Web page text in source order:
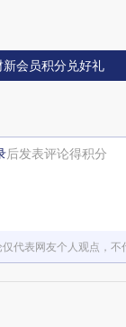
新会员积分兑好礼
后发表评论得积分
仅代表网友个人观点，不